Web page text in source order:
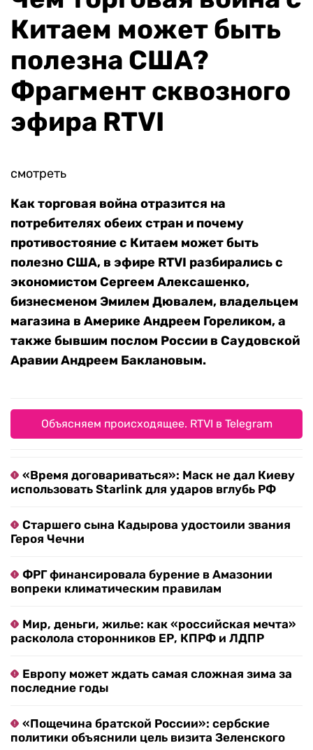
Китаем может быть
полезна США?
Фрагмент сквозного
эфира RTVI
смотреть
Как торговая война отразится на
потребителях обеих стран и почему
противостояние с Китаем может быть
полезно США, в эфире RTVI разбирались с
экономистом Сергеем Алексашенко,
бизнесменом Эмилем Дювалем, владельцем
магазина в Америке Андреем Гореликом, а
также бывшим послом России в Саудовской
Аравии Андреем Баклановым.
Объясняем происходящее. RTVI в Telegram
«Время договариваться»: Маск не дал Киеву
использовать Starlink для ударов вглубь РФ
Старшего сына Кадырова удостоили звания
Героя Чечни
ФРГ финансировала бурение в Амазонии
вопреки климатическим правилам
Мир, деньги, жилье: как «российская мечта»
расколола сторонников ЕР, КПРФ и ЛДПР
Европу может ждать самая сложная зима за
последние годы
«Пощечина братской России»: сербские
политики объяснили цель визита Зеленского